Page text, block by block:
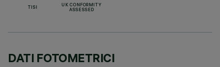
TISI
UK CONFORMITY
ASSESSED
DATI FOTOMETRICI